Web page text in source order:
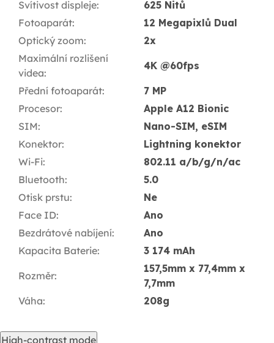
Svítivost displeje:
625 Nitů
Fotoaparát:
12 Megapixlů Dual
Optický zoom:
2x
Maximální rozlišení
videa:
4K @60fps
Přední fotoaparát:
7 MP
Procesor:
Apple A12 Bionic
SIM:
Nano-SIM, eSIM
Konektor:
Lightning konektor
Wi-Fi:
802.11 a/b/g/n/ac
Bluetooth:
5.0
Otisk prstu:
Ne
Face ID:
Ano
Bezdrátové nabíjení:
Ano
Kapacita Baterie: 3 174 mAh
Rozměr:
157,5mm x 77,4mm x
7,7mm
Váha: 208g
High-contrast mode